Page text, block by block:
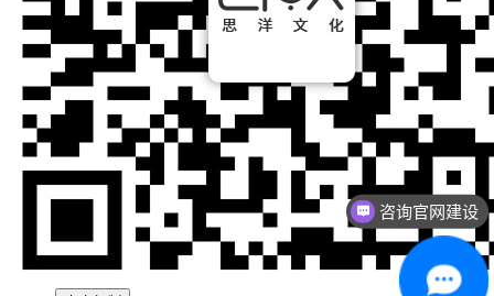
咨询官网建设